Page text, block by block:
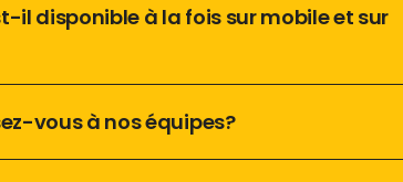
il disponible à la fois sur mobile et sur
vous à nos équipes?